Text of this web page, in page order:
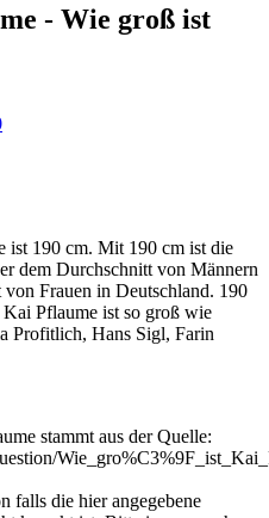
- Wie groß ist
ist 190 cm. Mit 190 cm ist die
dem Durchschnitt von Männern
Frauen in Deutschland. 190
Pflaume ist so groß wie
Profitlich, Hans Sigl, Farin
stammt aus der Quelle:
falls die hier angegebene